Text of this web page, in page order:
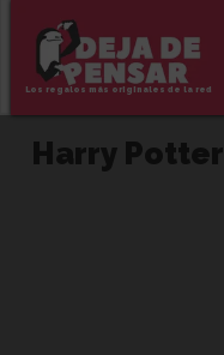
Los regalos más originales de la red
Harry Potter